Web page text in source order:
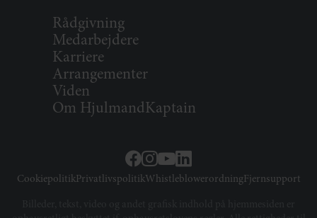
Rådgivning
Medarbejdere
Karriere
Arrangementer
Viden
Om HjulmandKaptain
CookiepolitikPrivatlivspolitikWhistleblowerordningFjernsupport